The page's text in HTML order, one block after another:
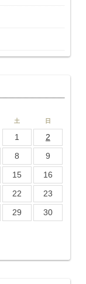
土 日
1
2
8
9
15
16
22
23
29
30